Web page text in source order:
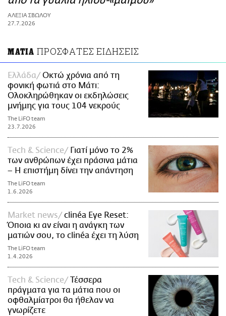
ΑΜΠΑ
PRINT
ΑΛΕΞΙΑ ΣΒΩΛΟΥ
27.7.2026
ΜΑΤΙΑ ΠΡΟΣΦΑΤΕΣ ΕΙΔΗΣΕΙΣ
Ελλάδα
Οκτώ χρόνια από τη
φονική φωτιά στο Μάτι:
Ολοκληρώθηκαν οι εκδηλώσεις
μνήμης για τους 104 νεκρούς
The LiFO team
23.7.2026
Τech & Science
Γιατί μόνο το 2%
των ανθρώπων έχει πράσινα μάτια
– Η επιστήμη δίνει την απάντηση
The LiFO team
1.6.2026
Market news
clinéa Eye Reset:
Όποια κι αν είναι η ανάγκη των
ματιών σου, το clinéa έχει τη λύση
The LiFO team
1.4.2026
Τech & Science
Τέσσερα
πράγματα για τα μάτια που οι
οφθαλμίατροι θα ήθελαν να
γνωρίζετε